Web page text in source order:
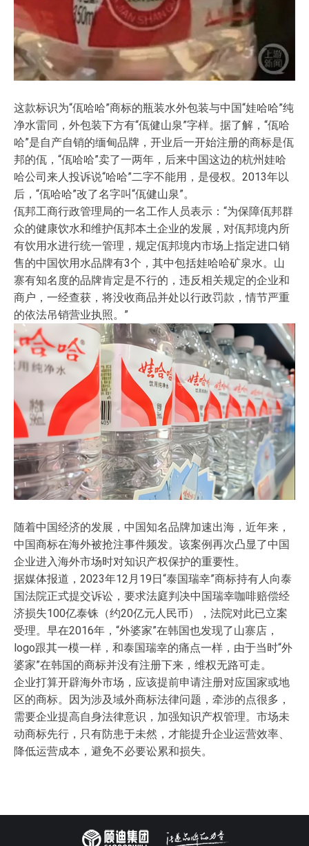
这款标识为“佤哈哈”商标的瓶装水外包装与中国“娃哈哈”纯
净水雷同，外包装下方有“佤健山泉”字样。据了解，“佤哈
哈”是自产自销的缅甸品牌，开业后一开始注册的商标是佤
邦的佤，“佤哈哈”卖了一两年，后来中国这边的杭州娃哈
哈公司来人投诉说“哈哈”二字不能用，是侵权。2013年以
后，“佤哈哈”改了名字叫“佤健山泉”。
佤邦工商行政管理局的一名工作人员表示：“为保障佤邦群
众的健康饮水和维护佤邦本土企业的发展，对佤邦境内所
有饮用水进行统一管理，规定佤邦境内市场上指定进口销
售的中国饮用水品牌有3个，其中包括娃哈哈矿泉水。山
寨有知名度的品牌肯定是不行的，违反相关规定的企业和
商户，一经查获，将没收商品并处以行政罚款，情节严重
的依法吊销营业执照。”
随着中国经济的发展，中国知名品牌加速出海，近年来，
中国商标在海外被抢注事件频发。该案例再次凸显了中国
企业进入海外市场时对知识产权保护的重要性。
据媒体报道，2023年12月19日“泰国瑞幸”商标持有人向泰
国法院正式提交诉讼，要求法庭判决中国瑞幸咖啡赔偿经
济损失100亿泰铢（约20亿元人民币），法院对此已立案
受理。早在2016年，“外婆家”在韩国也发现了山寨店，
logo跟其一模一样，和泰国瑞幸的痛点一样，由于当时“外
婆家”在韩国的商标并没有注册下来，维权无路可走。
企业打算开辟海外市场，应该提前申请注册对应国家或地
区的商标。因为涉及域外商标法律问题，牵涉的点很多，
需要企业提高自身法律意识，加强知识产权管理。市场未
动商标先行，只有防患于未然，才能提升企业运营效率、
降低运营成本，避免不必要讼累和损失。